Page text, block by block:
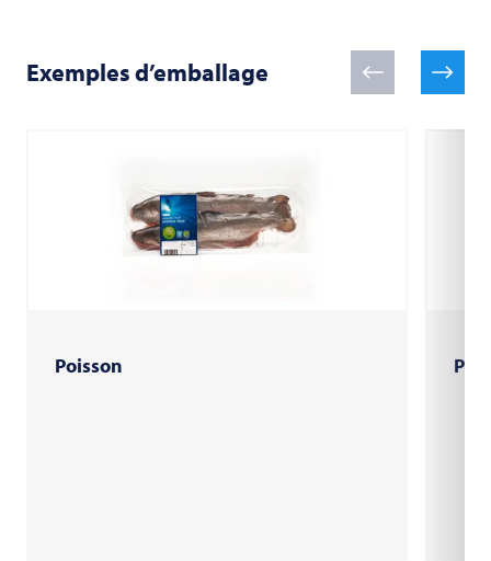
Exemples d’emballage
Poisson